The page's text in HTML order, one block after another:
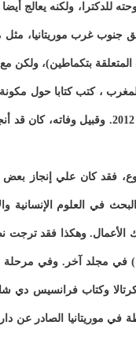
للدكترا، ولكنه يعالج
جنوب غرب موريتانيا،
بتكماطين)، ولكن
، كتب كتابا حول مكونة
في غرب الصحراء وقد نشر في المغرب
فقد كان علي إنجاز
العلوم الإنسانية
الأعمال. وهكذا فقد
مجلد آخر. وفي مرحلة